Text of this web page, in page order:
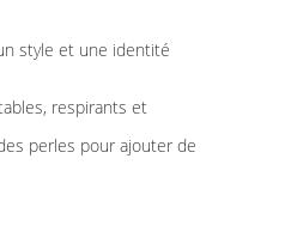
style et une identité
respirants et
perles pour ajouter de